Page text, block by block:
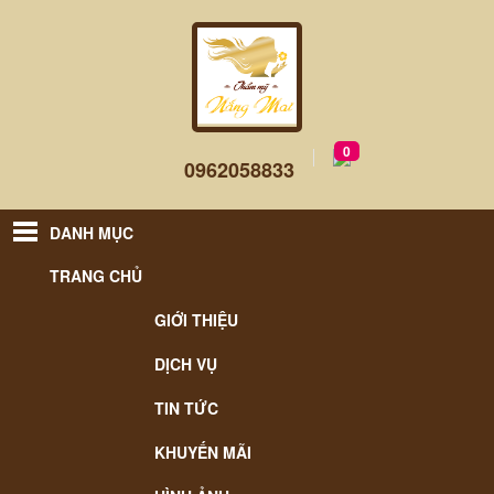
0962058833
0
DANH MỤC
TRANG CHỦ
GIỚI THIỆU
DỊCH VỤ
TIN TỨC
KHUYẾN MÃI